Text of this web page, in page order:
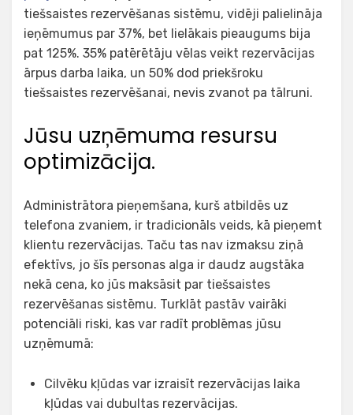
tiešsaistes rezervēšanas sistēmu, vidēji palielināja
ieņēmumus par 37%, bet lielākais pieaugums bija
pat 125%. 35% patērētāju vēlas veikt rezervācijas
ārpus darba laika, un 50% dod priekšroku
tiešsaistes rezervēšanai, nevis zvanot pa tālruni.
Jūsu uzņēmuma resursu
optimizācija.
Administrātora pieņemšana, kurš atbildēs uz
telefona zvaniem, ir tradicionāls veids, kā pieņemt
klientu rezervācijas. Taču tas nav izmaksu ziņā
efektīvs, jo šīs personas alga ir daudz augstāka
nekā cena, ko jūs maksāsit par tiešsaistes
rezervēšanas sistēmu. Turklāt pastāv vairāki
potenciāli riski, kas var radīt problēmas jūsu
uzņēmumā:
Cilvēku kļūdas var izraisīt rezervācijas laika
kļūdas vai dubultas rezervācijas.